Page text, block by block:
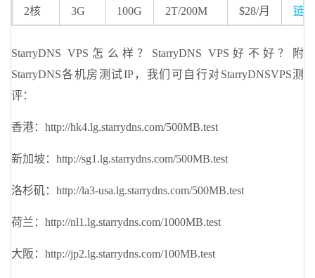
2核 3G 100G 2T/200M $28/月 链接
StarryDNS VPS怎么样？StarryDNS VPS好不好？附
StarryDNS各机房测试IP，我们可自行对StarryDNSVPS测
评：
香港：http://hk4.lg.starrydns.com/500MB.test
新加坡：http://sg1.lg.starrydns.com/500MB.test
洛杉矶：http://la3-usa.lg.starrydns.com/500MB.test
荷兰：http://nl1.lg.starrydns.com/1000MB.test
大阪：http://jp2.lg.starrydns.com/100MB.test